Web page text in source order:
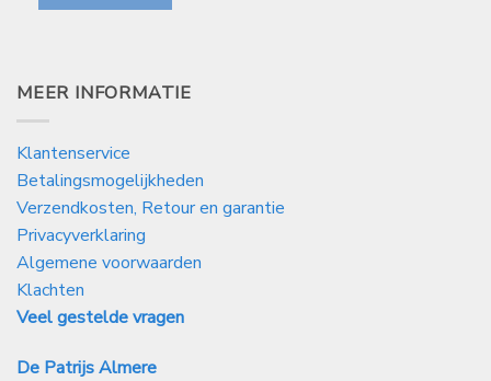
MEER INFORMATIE
Klantenservice
Betalingsmogelijkheden
Verzendkosten, Retour en garantie
Privacyverklaring
Algemene voorwaarden
Klachten
Veel gestelde vragen
De Patrijs Almere